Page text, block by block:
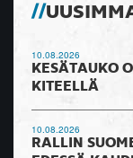
10.08.2026
KESÄTAUKO
KITEELLÄ
10.08.2026
RALLIN